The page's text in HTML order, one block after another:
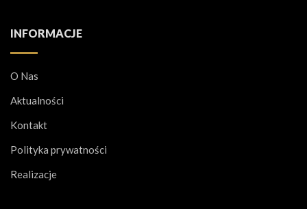
INFORMACJE
O Nas
Aktualności
Kontakt
Polityka prywatności
Realizacje